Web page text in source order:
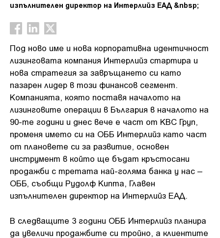
изпълнителен директор на Интерлийз ЕАД &nbsp;
Под ново име и нова корпоративна идентичност
лизинговата компания Интерлийз стартира и
нова стратегия за завръщането си като
пазарен лидер в този финансов сегмент.
Компанията, която поставя началото на
лизинговите операции в България в началото на
90-те години и днес вече е част от КBC Груп,
променя името си на ОББ Интерлийз като част
от плановете си за развитие, основен
инструмент в който ще бъдат кръстосани
продажби с третата най-голяма банка у нас –
ОББ, съобщи Рудолф Кипта, Главен
изпълнителен директор на Интерлийз ЕАД.
В следващите 3 години ОББ Интерлийз планира
да увеличи продажбите си тройно, а клиентите